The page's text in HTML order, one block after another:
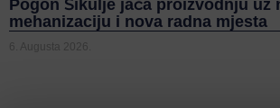
Pogon Šikulje jača proizvodnju uz
mehanizaciju i nova radna mjesta
6. Augusta 2026.